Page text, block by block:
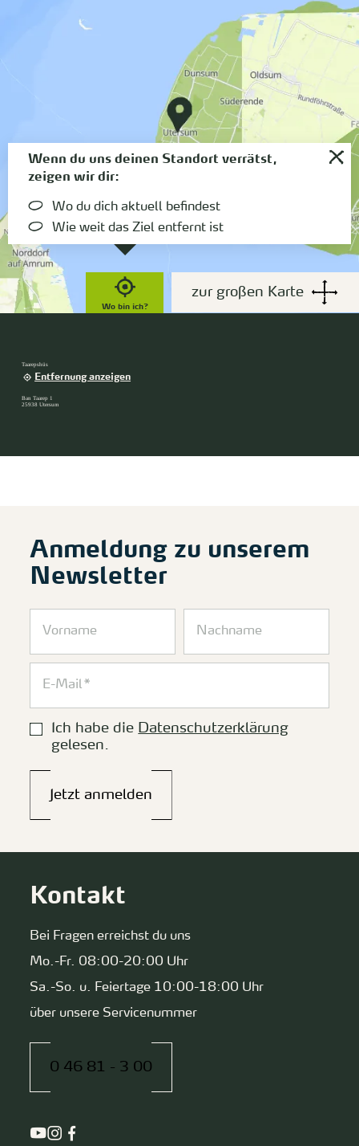
Wo bin ich?
Wenn du uns deinen Standort verrätst,
zeigen wir dir:
Wo du dich aktuell befindest
Wie weit das Ziel entfernt ist
zur großen Karte
Taarepshüs
Entfernung anzeigen
Ban Taarep 1
25938 Utersum
Anmeldung zu unserem
Newsletter
Ich habe die Datenschutzerklärung
gelesen.
Jetzt anmelden
Kontakt
Bei Fragen erreichst du uns
Mo.-Fr. 08:00-20:00 Uhr
Sa.-So. u. Feiertage 10:00-18:00 Uhr
über unsere Servicenummer
0 46 81 - 3 00